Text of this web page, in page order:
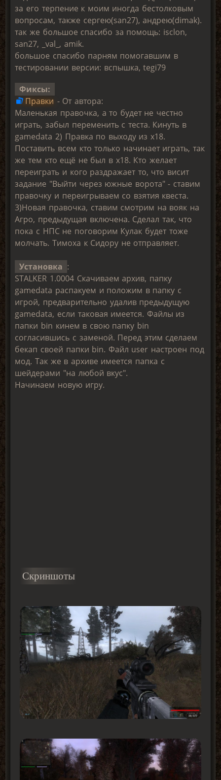
за его терпение к моим иногда бестолковым
вопросам, также сергею(san27), андрею(dimak).
так же большое спасибо за помощь: isclon,
san27, _val_, amik.
большое спасибо парням помогавшим в
тестировании версии: вспышка, tegi79
Фиксы:
Правки - От автора:
Маленькая правочка, а то будет не честно
играть, забыл переменить с теста. Кинуть в
gamedata 2) Правка по выходу из х18.
Поставить всем кто только начинает играть, так
же тем кто ещё не был в х18. Кто желает
переиграть и кого раздражает то, что висит
задание "Выйти через южные ворота" - ставим
правочку и переигрываем со взятия квеста.
3)Новая правочка, ставим смотрим на вояк на
Агро, предыдущая включена. Сделал так, что
пока с НПС не поговорим Кулак будет тоже
молчать. Тимоха к Сидору не отправляет.
Установка :
STALKER 1.0004 Скачиваем архив, папку
gamedata распакуем и положим в папку с
игрой, предварительно удалив предыдущую
gamedata, если таковая имеется. Файлы из
папки bin кинем в свою папку bin
согласившись с заменой. Перед этим сделаем
бекап своей папки bin. Файл user настроен под
мод. Так же в архиве имеется папка с
шейдерами "на любой вкус".
Начинаем новую игру.
Скриншоты